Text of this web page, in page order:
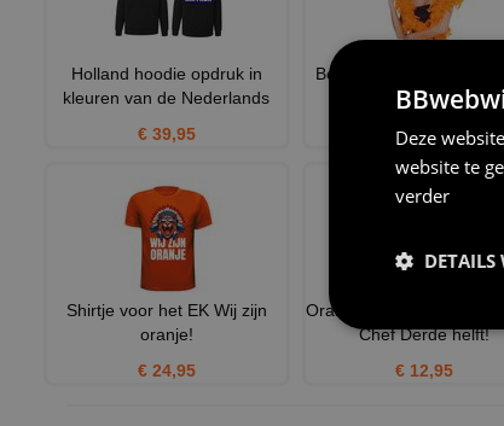
Holland hoodie opdruk in
kleuren van de Nederlands
€ 39,95
Boa oranje voor
Oranje Voetbal
€ 18,95
Shirtje voor het EK Wij zijn
oranje!
€ 24,95
Oranje Petje voor EK2024
Chef Derde helft!
€ 12,95
Deze
website te
verder
DETAILS